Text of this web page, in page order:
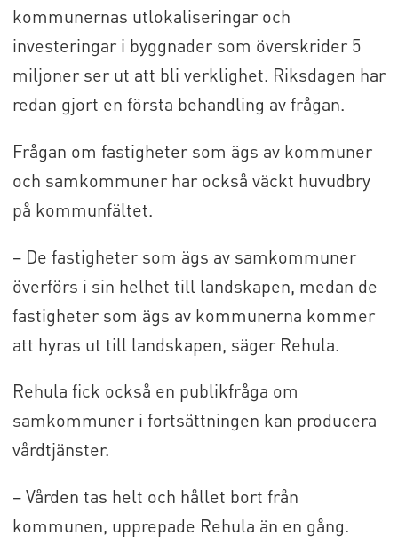
kommunernas utlokaliseringar och
investeringar i byggnader som överskrider 5
miljoner ser ut att bli verklighet. Riksdagen har
redan gjort en första behandling av frågan.
Frågan om fastigheter som ägs av kommuner
och samkommuner har också väckt huvudbry
på kommunfältet.
– De fastigheter som ägs av samkommuner
överförs i sin helhet till landskapen, medan de
fastigheter som ägs av kommunerna kommer
att hyras ut till landskapen, säger Rehula.
Rehula fick också en publikfråga om
samkommuner i fortsättningen kan producera
vårdtjänster.
– Vården tas helt och hållet bort från
kommunen, upprepade Rehula än en gång.